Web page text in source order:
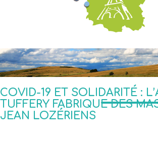
COVID-19 ET SOLIDARITÉ :
TUFFERY FABRIQUE DES
JEAN LOZÉRIENS